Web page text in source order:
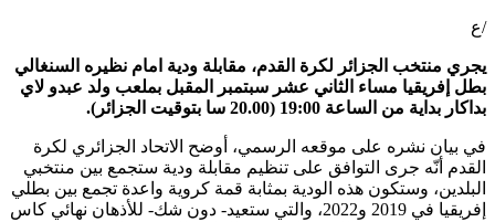
/ع
يجري منتخب الجزائر لكرة القدم، مقابلة ودية امام نظيره السنغالي
بطل إفريقيا مساء الثاني عشر سبتمبر المقبل بملعب ولد عبدو لاي
بداكار بداية من الساعة 19:00 (20.00 سا بتوقيت الجزائر).
في بيان نشره على موقعه الرسمي، أوضح الاتحاد الجزائري لكرة
القدم أنّه جرى التوافق على تنظيم مقابلة ودية ستجمع بين منتخبي
البلدين، وستكون هذه الودية بمثابة قمة كروية واعدة تجمع بين بطلي
إفريقيا في 2019 و2022، والتي ستعيد- دون شك- للأذهان نهائي كاس